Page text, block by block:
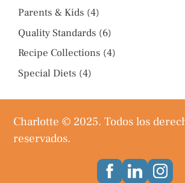
Parents & Kids (4)
Quality Standards (6)
Recipe Collections (4)
Special Diets (4)
Charlotte © 2025. Todos los
reservados.